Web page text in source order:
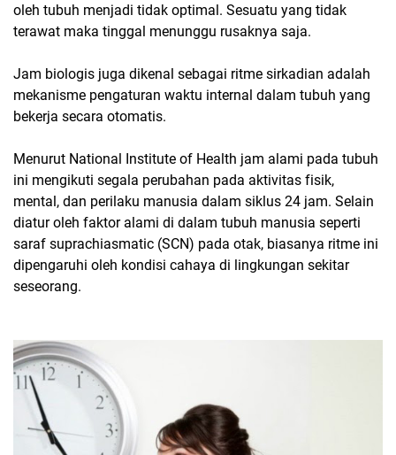
oleh tubuh menjadi tidak optimal. Sesuatu yang tidak
terawat maka tinggal menunggu rusaknya saja.
Jam biologis juga dikenal sebagai ritme sirkadian adalah
mekanisme pengaturan waktu internal dalam tubuh yang
bekerja secara otomatis.
Menurut National Institute of Health jam alami pada tubuh
ini mengikuti segala perubahan pada aktivitas fisik,
mental, dan perilaku manusia dalam siklus 24 jam. Selain
diatur oleh faktor alami di dalam tubuh manusia seperti
saraf suprachiasmatic (SCN) pada otak, biasanya ritme ini
dipengaruhi oleh kondisi cahaya di lingkungan sekitar
seseorang.